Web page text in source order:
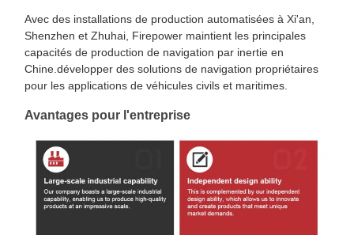
Avec des installations de production automatisées à Xi'an,
Shenzhen et Zhuhai, Firepower maintient les principales
capacités de production de navigation par inertie en
Chine.développer des solutions de navigation propriétaires
pour les applications de véhicules civils et maritimes.
Avantages pour l'entreprise